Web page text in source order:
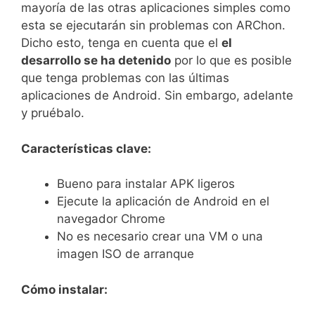
mayoría de las otras aplicaciones simples como
esta se ejecutarán sin problemas con ARChon.
Dicho esto, tenga en cuenta que el el
desarrollo se ha detenido por lo que es posible
que tenga problemas con las últimas
aplicaciones de Android. Sin embargo, adelante
y pruébalo.
Características clave:
Bueno para instalar APK ligeros
Ejecute la aplicación de Android en el
navegador Chrome
No es necesario crear una VM o una
imagen ISO de arranque
Cómo instalar: